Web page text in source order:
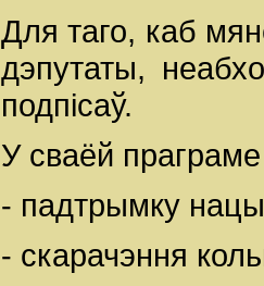
Для таго, каб
дэпутаты,
подпісаў.
У сваёй
- падтрымку
- скарачэння